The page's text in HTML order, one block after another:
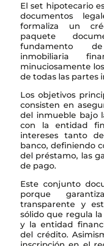
El set hipotecario
documentos
formaliza un
paquete
fundamento
inmobiliaria
minuciosamente
de todas las partes
Los objetivos
consisten en
del inmueble bajo
con la entidad
intereses tanto
banco, definiendo
del préstamo, las
de pago.
Este conjunto
porque
transparente y
sólido que regula
y la entidad
del crédito.